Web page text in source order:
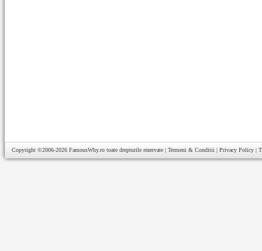
Copyright ©2006-2026 FamousWhy.ro toate drepturile rezervate | Termeni & Conditii | Privacy Policy |